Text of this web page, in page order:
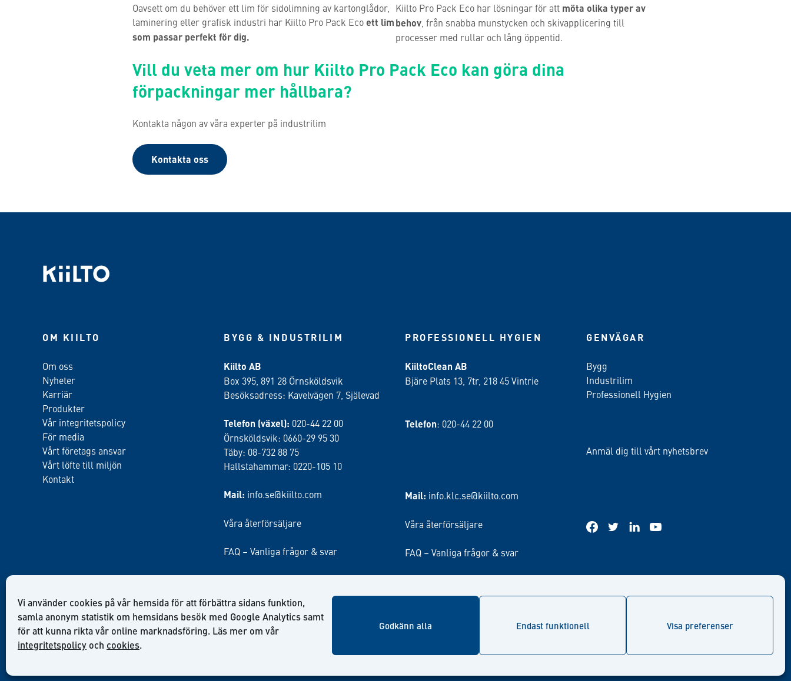
Vi använder cookies på vår hemsida för att förbättra sidans funktion,
samla anonym statistik om hemsidans besök med Google Analytics samt
för att kunna rikta vår online marknadsföring. Läs mer om vår
integritetspolicy och cookies.
Godkänn alla Endast funktionell Visa preferenser
Oavsett om du behöver ett lim för sidolimning av kartonglådor,
laminering eller grafisk industri har Kiilto Pro Pack Ecoett lim
som passar perfekt för dig.
Kiilto Pro Pack Eco har lösningar för att möta olika typer av
behov , från snabba munstycken och skivapplicering till
processer med rullar och lång öppentid.
Vill du veta mer om hur Kiilto Pro Pack Eco kan göra dina
förpackningar mer hållbara?
Kontakta någon av våra experter på industrilim
Kontakta oss
OM KIILTO
Om oss
Nyheter
Karriär
Produkter
Vår integritetspolicy
För media
Vårt företags ansvar
Vårt löfte till miljön
Kontakt
BYGG & INDUSTRILIM
Kiilto AB
Box 395, 891 28 Örnsköldsvik
Besöksadress: Kavelvägen 7, Själevad
Telefon (växel): 020-44 22 00
Örnsköldsvik: 0660-29 95 30
Täby: 08-732 88 75
Hallstahammar: 0220-105 10
Mail: info.se@kiilto.com
Våra återförsäljare
FAQ – Vanliga frågor & svar
PROFESSIONELL HYGIEN
KiiltoClean AB
Bjäre Plats 13, 7tr, 218 45 Vintrie
Telefon: 020-44 22 00
Mail: info.klc.se@kiilto.com
Våra återförsäljare
FAQ – Vanliga frågor & svar
GENVÄGAR
Bygg
Industrilim
Professionell Hygien
Anmäl dig till vårt nyhetsbrev
facebook
twitter linkedinyoutube
© Kiilto 2026